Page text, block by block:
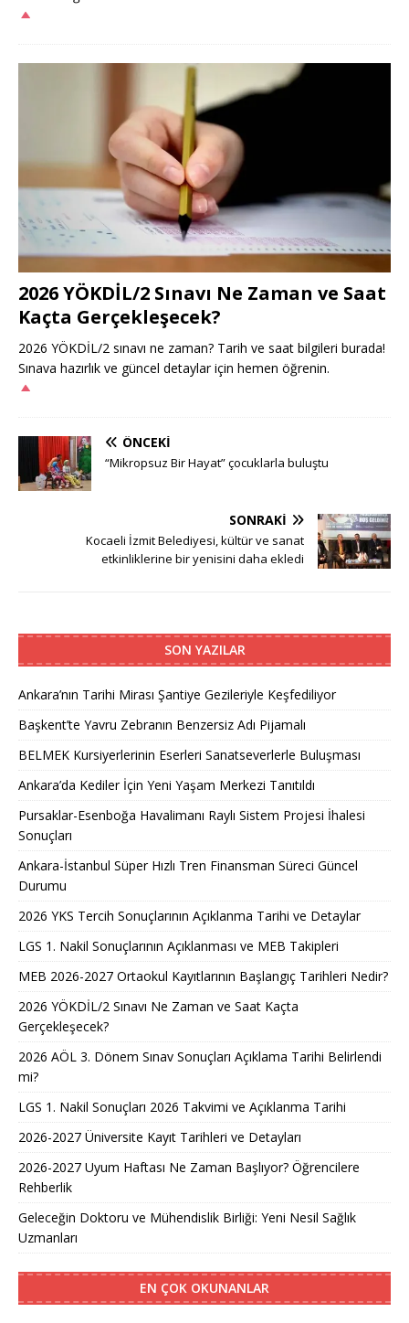
2026 YÖKDİL/2 Sınavı Ne Zaman ve Saat
Kaçta Gerçekleşecek?
2026 YÖKDİL/2 sınavı ne zaman? Tarih ve saat bilgileri burada!
Sınava hazırlık ve güncel detaylar için hemen öğrenin.
ÖNCEKI
“Mikropsuz Bir Hayat” çocuklarla buluştu
SONRAKI
Kocaeli İzmit Belediyesi, kültür ve sanat
etkinliklerine bir yenisini daha ekledi
SON YAZILAR
Ankara’nın Tarihi Mirası Şantiye Gezileriyle Keşfediliyor
Başkent’te Yavru Zebranın Benzersiz Adı Pijamalı
BELMEK Kursiyerlerinin Eserleri Sanatseverlerle Buluşması
Ankara’da Kediler İçin Yeni Yaşam Merkezi Tanıtıldı
Pursaklar-Esenboğa Havalimanı Raylı Sistem Projesi İhalesi
Sonuçları
Ankara-İstanbul Süper Hızlı Tren Finansman Süreci Güncel
Durumu
2026 YKS Tercih Sonuçlarının Açıklanma Tarihi ve Detaylar
LGS 1. Nakil Sonuçlarının Açıklanması ve MEB Takipleri
MEB 2026-2027 Ortaokul Kayıtlarının Başlangıç Tarihleri Nedir?
2026 YÖKDİL/2 Sınavı Ne Zaman ve Saat Kaçta
Gerçekleşecek?
2026 AÖL 3. Dönem Sınav Sonuçları Açıklama Tarihi Belirlendi
mi?
LGS 1. Nakil Sonuçları 2026 Takvimi ve Açıklanma Tarihi
2026-2027 Üniversite Kayıt Tarihleri ve Detayları
2026-2027 Uyum Haftası Ne Zaman Başlıyor? Öğrencilere
Rehberlik
Geleceğin Doktoru ve Mühendislik Birliği: Yeni Nesil Sağlık
Uzmanları
EN ÇOK OKUNANLAR